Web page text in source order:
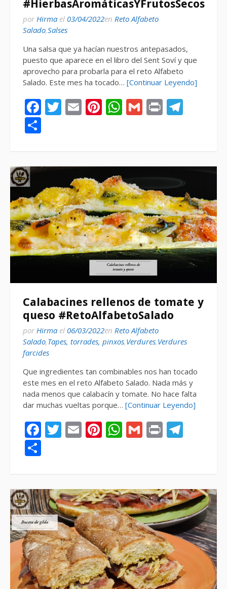
#HierbasAromáticasYFrutosSecos
por Hirma el 03/04/2022en Reto Alfabeto
Salado,Salses
Una salsa que ya hacían nuestros antepasados,
puesto que aparece en el libro del Sent Soví y que
aprovecho para probarla para el reto Alfabeto
Salado. Este mes ha tocado… [Continuar Leyendo]
Facebook
Twitter
EmailPinterest
WhatsApp
Gmail
Print
Calabacines rellenos de tomate y
queso #RetoAlfabetoSalado
por Hirma el 06/03/2022en Reto Alfabeto
Salado,Tapes, torrades, pinxos,Verdures,Verdures
farcides
Que ingredientes tan combinables nos han tocado
este mes en el reto Alfabeto Salado. Nada más y
nada menos que calabacín y tomate. No hace falta
dar muchas vueltas porque… [Continuar Leyendo]
Facebook
Twitter
EmailPinterest
WhatsApp
Gmail
Print